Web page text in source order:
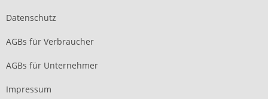
Datenschutz
AGBs für Verbraucher
AGBs für Unternehmer
Impressum